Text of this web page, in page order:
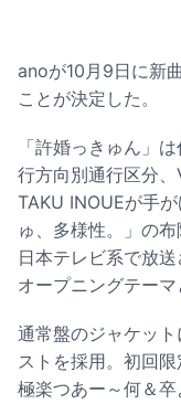
anoが10月9日に新
ことが決定した。
「許婚っきゅん」
行方向別通行区分
TAKU INOUEが手
ゅ、多様性。」の
日本テレビ系で放
オープニングテーマ
通常盤のジャケッ
ストを採用。初回
極楽つあー～何＆